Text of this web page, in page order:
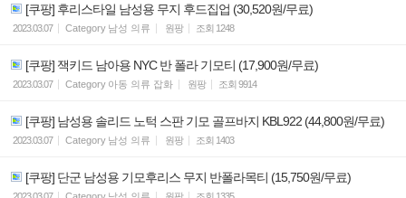
[쿠팡] 후리스타일 남성용 무지 후드집업 (30,520원/무료)
2023.03.07 Category 남성 의류 원팡 조회 1248
[쿠팡] 잭키드 남아용 NYC 반 폴라 기모티 (17,900원/무료)
2023.03.07 Category 아동 의류 잡화 원팡 조회 9914
[쿠팡] 남성용 솔리드 노턱 스판 기모 골프바지 KBL922 (44,800원/무료)
2023.03.07 Category 남성 의류 원팡 조회 1403
[쿠팡] 단군 남성용 기모후리스 무지 반폴라목티 (15,750원/무료)